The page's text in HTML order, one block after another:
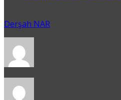
Derşah NAR